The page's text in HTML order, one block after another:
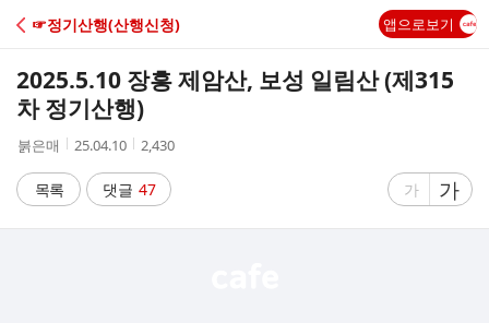
C
A
☞정기산행(산행신청) 앱으로보기
2025.5.10 장흥 제암산, 보성 일림산 (제315
차 정기산행)
작
자
붉은매
작
시
간
25.04.10
조
수
2,430
목록 댓글 47
글
가
글
자
가